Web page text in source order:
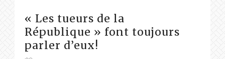
« Les tueurs de la
République » font toujours
parler d’eux!